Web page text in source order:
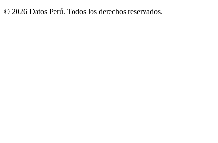
© 2026 Datos Perú. Todos los derechos reservados.